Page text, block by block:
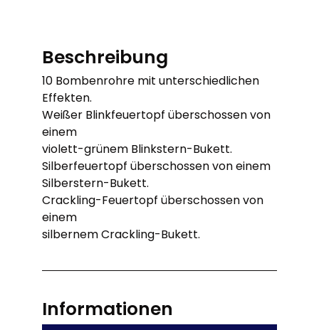
Beschreibung
10 Bombenrohre mit unterschiedlichen
Effekten.
Weißer Blinkfeuertopf überschossen von
einem
violett-grünem Blinkstern-Bukett.
Silberfeuertopf überschossen von einem
Silberstern-Bukett.
Crackling-Feuertopf überschossen von
einem
silbernem Crackling-Bukett.
Informationen